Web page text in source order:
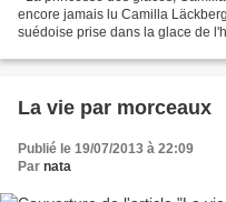
encore jamais lu Camilla
suédoise prise dans la glace de
La vie par morceaux
Publié le 19/07/2013 à 22:09
Par nata